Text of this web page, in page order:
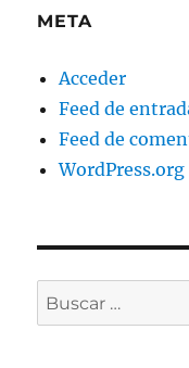
META
Acceder
Feed de
Feed de
WordPress.org
Buscar
por: